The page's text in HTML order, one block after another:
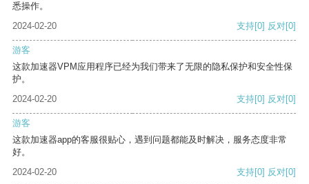
悉操作。
2024-02-20
支持[0] 反对[0]
游客
这款加速器VPM应用程序已经为我们带来了无限的隐私保护和安全性保
护。
2024-02-20
支持[0] 反对[0]
游客
这款加速器app的客服很贴心，遇到问题都能及时解决，服务态度非常
好。
2024-02-20
支持[0] 反对[0]